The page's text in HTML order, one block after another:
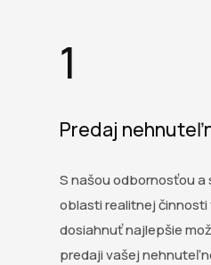
1
Predaj
S našou odbornosťou a
oblasti realitnej činnosti
dosiahnuť najlepšie
predaji vašej